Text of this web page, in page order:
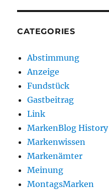
CATEGORIES
Abstimmung
Anzeige
Fundstück
Gastbeitrag
Link
MarkenBlog History
Markenwissen
Markenämter
Meinung
MontagsMarken